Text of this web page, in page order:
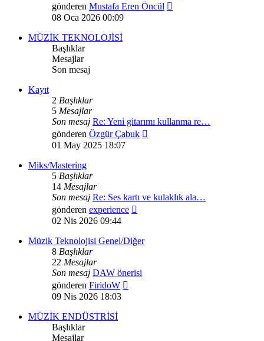
gönderen Mustafa Eren Öncül
08 Oca 2026 00:09
MÜZİK TEKNOLOJİSİ
Başlıklar
Mesajlar
Son mesaj
Kayıt
2 Başlıklar
5 Mesajlar
Son mesaj Re: Yeni gitarımı kullanma re…
gönderen Özgür Çabuk
01 May 2025 18:07
Miks/Mastering
5 Başlıklar
14 Mesajlar
Son mesaj Re: Ses kartı ve kulaklık ala…
gönderen experience
02 Nis 2026 09:44
Müzik Teknolojisi Genel/Diğer
8 Başlıklar
22 Mesajlar
Son mesaj DAW önerisi
gönderen FiridoW
09 Nis 2026 18:03
MÜZİK ENDÜSTRİSİ
Başlıklar
Mesajlar